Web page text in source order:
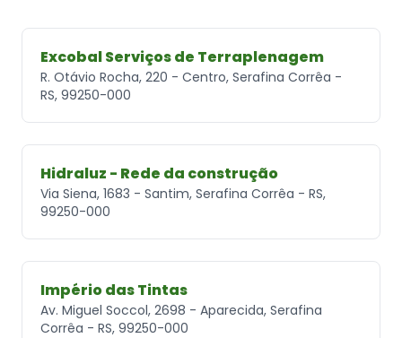
Excobal Serviços de Terraplenagem
R. Otávio Rocha, 220 - Centro, Serafina Corrêa -
RS, 99250-000
Hidraluz - Rede da construção
Via Siena, 1683 - Santim, Serafina Corrêa - RS,
99250-000
Império das Tintas
Av. Miguel Soccol, 2698 - Aparecida, Serafina
Corrêa - RS, 99250-000